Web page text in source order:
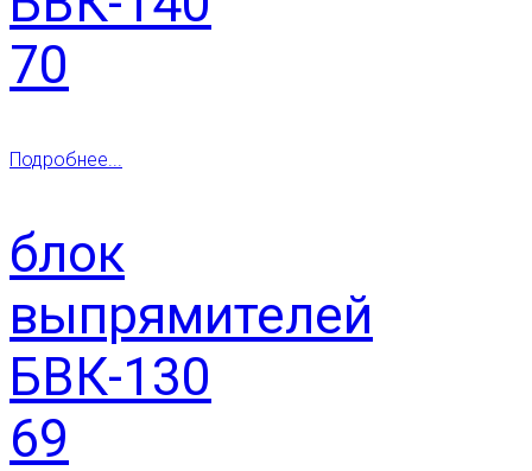
70
Подробнее...
блок
выпрямителей
БВК-130
69